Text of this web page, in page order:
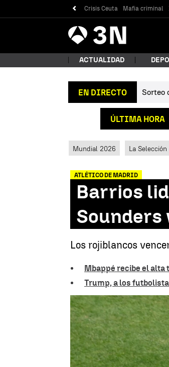
Crisis Ceuta Mafia criminal
Antena
3 Noticias
ACTUALIDAD
EN DIRECTO Sorteo
ÚLTIMA HORA
Mundial 2026 La Selección
ATLÉTICO DE MADRID
Barrios
Sounders
Los rojiblancos
Mbappé recibe el
Trump, a los